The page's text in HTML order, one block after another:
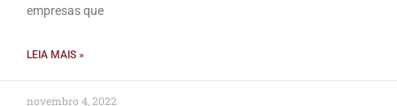
empresas que
LEIA MAIS »
novembro 4, 2022